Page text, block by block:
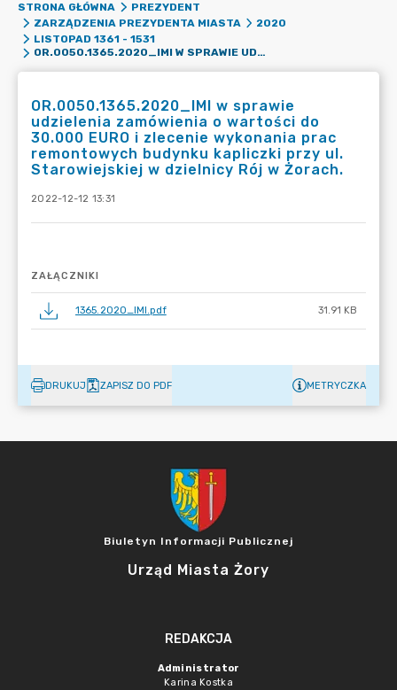
STRONA GŁÓWNA
PREZYDENT
ZARZĄDZENIA PREZYDENTA MIASTA
2020
LISTOPAD 1361 - 1531
OR.0050.1365.2020_IMI W SPRAWIE UDZIELENIA ZAMÓWIENIA O WARTOŚCI DO 30.000 EURO I ZLECENIE WYKONANIA PRAC REMONTOWYCH BUDYNKU KAPLICZKI PRZY UL. STAROWIEJSKIEJ W DZIELNICY RÓJ W ŻORACH.
OR.0050.1365.2020_IMI w sprawie
udzielenia zamówienia o wartości do
30.000 EURO i zlecenie wykonania prac
remontowych budynku kapliczki przy ul.
Starowiejskiej w dzielnicy Rój w Żorach.
2022-12-12 13:31
ZAŁĄCZNIKI
1365.2020_IMI.pdf 31.91 KB
DRUKUJ ZAPISZ DO PDF METRYCZKA
Biuletyn Informacji Publicznej
Urząd Miasta Żory
REDAKCJA
Administrator
Karina Kostka